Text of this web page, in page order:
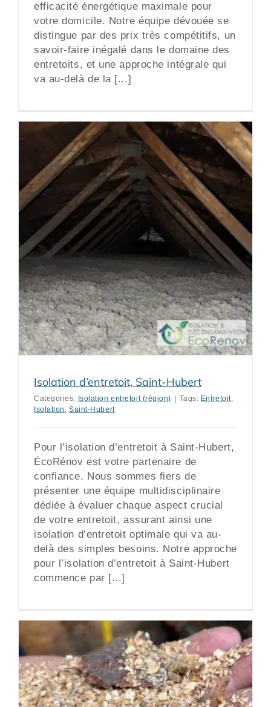
efficacité énergétique maximale pour
votre domicile. Notre équipe dévouée se
distingue par des prix très compétitifs, un
savoir-faire inégalé dans le domaine des
entretoits, et une approche intégrale qui
va au-delà de la [...]
Isolation d’entretoit, Saint-Hubert
Categories: Isolation entretoit (région) Tags: Entretoit,
Isolation ,Saint-Hubert
Pour l’isolation d’entretoit à Saint-Hubert,
ÉcoRénov est votre partenaire de
confiance. Nous sommes fiers de
présenter une équipe multidisciplinaire
dédiée à évaluer chaque aspect crucial
de votre entretoit, assurant ainsi une
isolation d’entretoit optimale qui va au-
delà des simples besoins. Notre approche
pour l’isolation d’entretoit à Saint-Hubert
commence par [...]